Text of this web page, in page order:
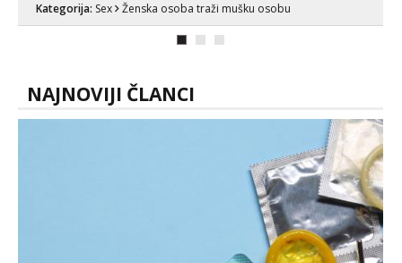
puta dnevno bilo kad i bilo gdje zato se
javi što prije da me isprobaš Klikni na
Kategorija: Sex Ženska osoba traži mušku osobu
NAJNOVIJI ČLANCI